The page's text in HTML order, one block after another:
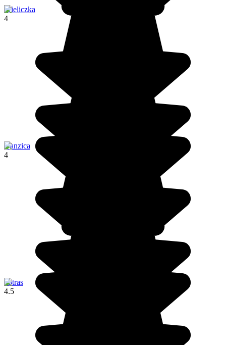
Wieliczka
4
Danzica
4
Tatras
4.5